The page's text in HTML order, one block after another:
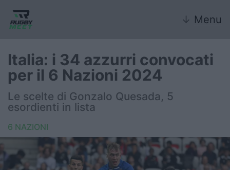
↓ Menu
Nazionale
Nazionali giovanili
Rugby Sevens
FIR
Italia: i 34 azzurri convocati
per il 6 Nazioni 2024
Le scelte di Gonzalo Quesada, 5
esordienti in lista
6 NAZIONI